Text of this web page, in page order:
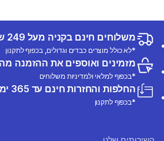
משלוחים חינם בקניה מעל 249 ש"ח
*לא כולל מוצרים כבדים וגדולים, בכפוף לתקנון
מזמינים ואוספים את ההזמנה
*בכפוף למלאי ולמדיניות משלוחים
החלפות והחזרות חינם עד 365 ימים ממועד הרכישה
*בכפוף לתקנון